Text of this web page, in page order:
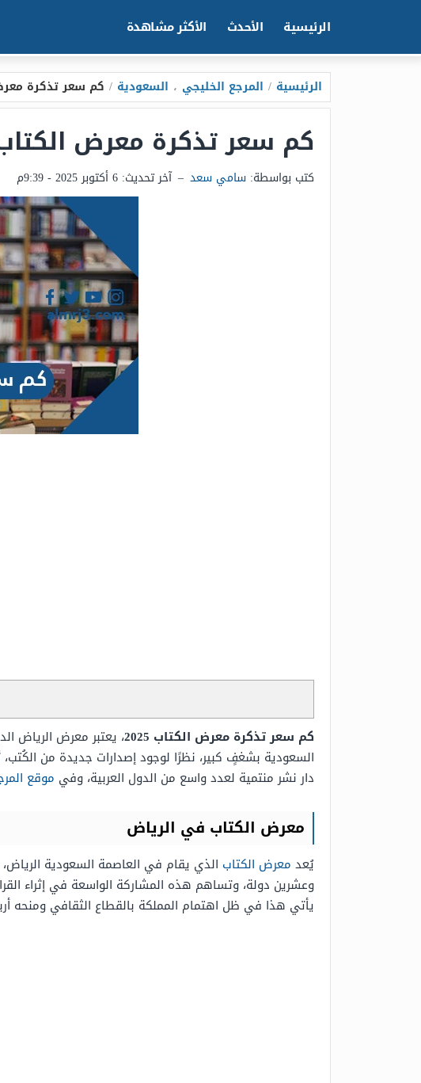
الرئيسية الأحدث الأكثر مشاهدة
الرئيسية / المرجع الخليجي ، السعودية / كم سعر تذكرة معرض
كم سعر تذكرة معرض الكتاب 2025
كتب بواسطة: سامي سعد – آخر تحديث: 6 أكتوبر 2025 - 9:39م
كم سعر تذكرة معرض الكتاب 2025
، يعتبر معرض الرياض
السعودية بشغفٍ كبير، نظرًا لوجود إصدارات جديدة من
دار نشر منتمية لعدد واسع من الدول العربية، وفي موقع
معرض الكتاب في الرياض
يُعد معرض الكتاب الذي يقام في العاصمة السعودية الرياض،
وعشرين دولة، وتساهم هذه المشاركة الواسعة في إثراء
يأتي هذا في ظل اهتمام المملكة بالقطاع الثقافي ومنحه أربعة